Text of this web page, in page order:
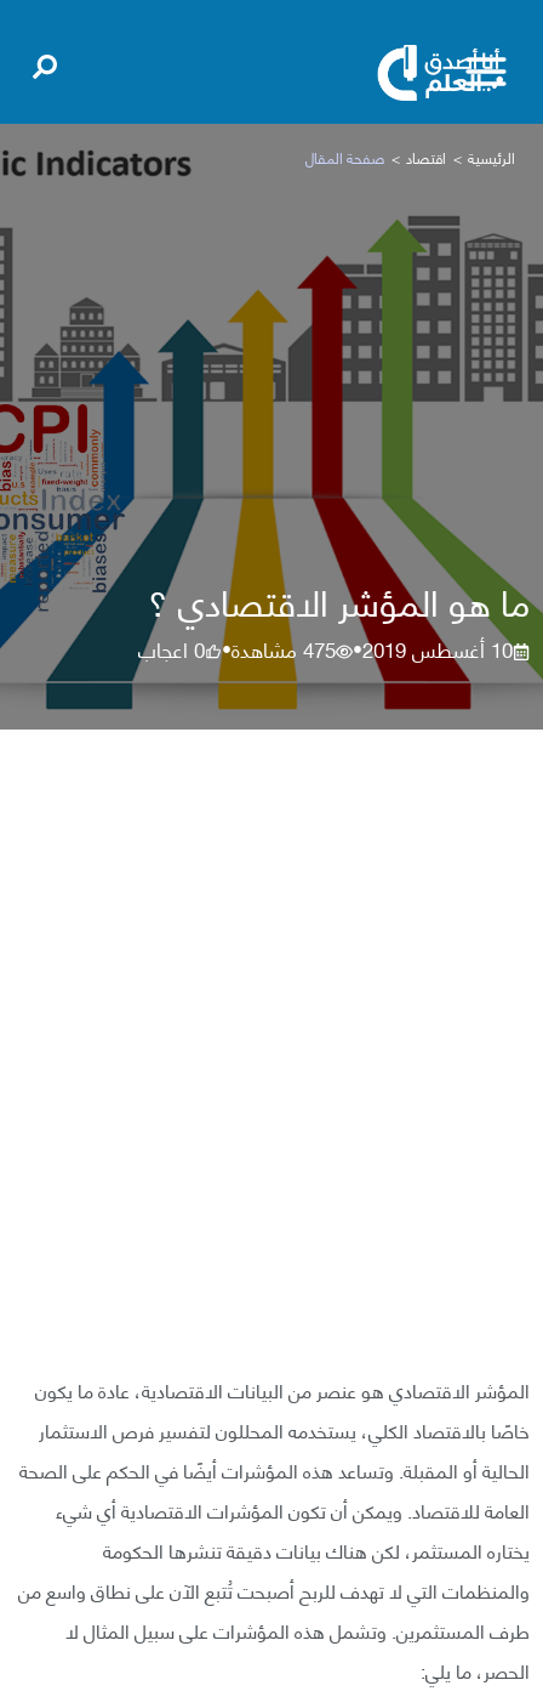
الرئيسية اقتصاد صفحة المقال
ما هو المؤشر الاقتصادي ؟
10 أغسطس 2019 •
475مشاهدة•
0اعجاب
المؤشر الاقتصادي هو عنصر من البيانات الاقتصادية، عادة ما يكون
خاصًا بالاقتصاد الكلي، يستخدمه المحللون لتفسير فرص الاستثمار
الحالية أو المقبلة. وتساعد هذه المؤشرات أيضًا في الحكم على الصحة
العامة للاقتصاد. ويمكن أن تكون المؤشرات الاقتصادية أي شيء
يختاره المستثمر، لكن هناك بيانات دقيقة تنشرها الحكومة
والمنظمات التي لا تهدف للربح أصبحت تُتبع الآن على نطاق واسع من
طرف المستثمرين. وتشمل هذه المؤشرات على سبيل المثال لا
الحصر، ما يلي: